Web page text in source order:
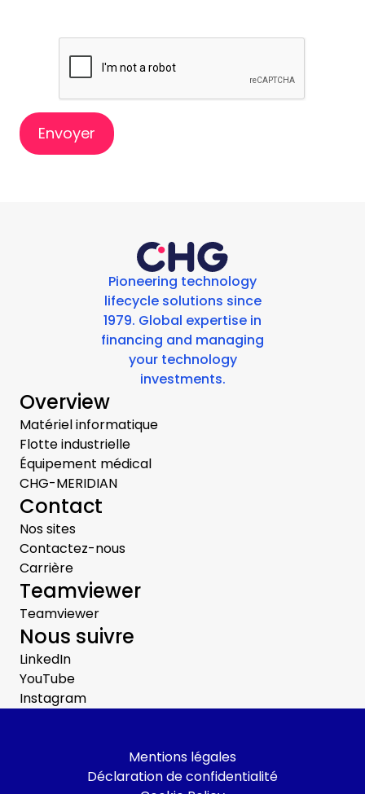
Envoyer
Pioneering technology
lifecycle solutions since
1979. Global expertise in
financing and managing
your technology
investments.
Overview
Matériel informatique
Flotte industrielle
Équipement médical
CHG-MERIDIAN
Contact
Nos sites
Contactez-nous
Carrière
Teamviewer
Teamviewer
Nous suivre
LinkedIn
YouTube
Instagram
Mentions légales
Déclaration de confidentialité